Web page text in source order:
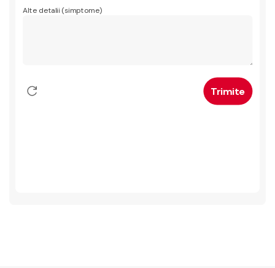
Alte detalii (simptome)